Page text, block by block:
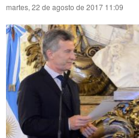
martes, 22 de agosto de 2017 11:09